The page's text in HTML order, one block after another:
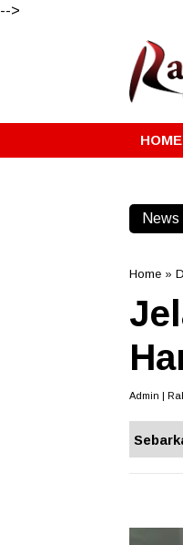
-->
HOME
News
Home »
Admin |